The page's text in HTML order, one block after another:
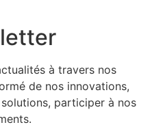
à travers nos
de nos innovations,
participer à nos